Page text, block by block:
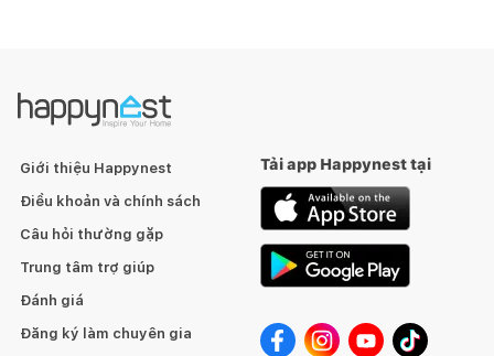
Giới thiệu Happynest
Điều khoản và chính sách
Câu hỏi thường gặp
Trung tâm trợ giúp
Đánh giá
Đăng ký làm chuyên gia
Tải app Happynest tại